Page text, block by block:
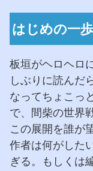
はじめの一歩
板垣がヘロヘロ
しぶりに読んだ
なってちょこっ
で、間柴の世界
この展開を誰が
作者は何がした
ぎる。もしくは